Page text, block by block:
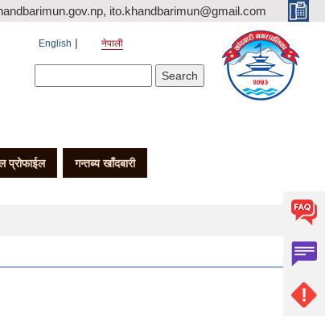
ito.khandbarimun@gmail.com
English नेपाली
प्रोफाईल गन्तब्य खाँदबारी